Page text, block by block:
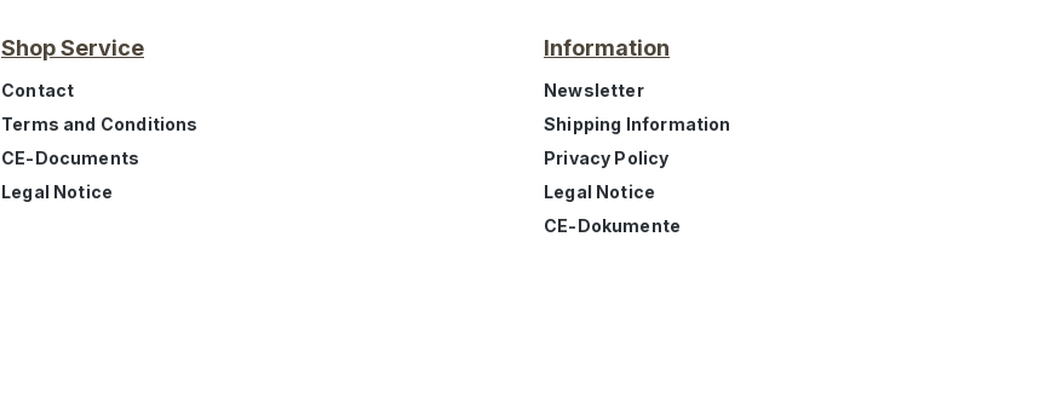
Shop Service
Contact
Terms and Conditions
CE-Documents
Legal Notice
Information
Newsletter
Shipping Information
Privacy Policy
Legal Notice
CE-Dokumente